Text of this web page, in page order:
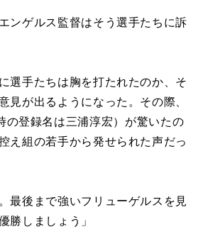
ンゲルス監督はそう選手たちに訴
選手たちは胸を打たれたのか、そ
見が出るようになった。その際、
の登録名は三浦淳宏）が驚いたの
え組の若手から発せられた声だっ
最後まで強いフリューゲルスを見
勝しましょう」